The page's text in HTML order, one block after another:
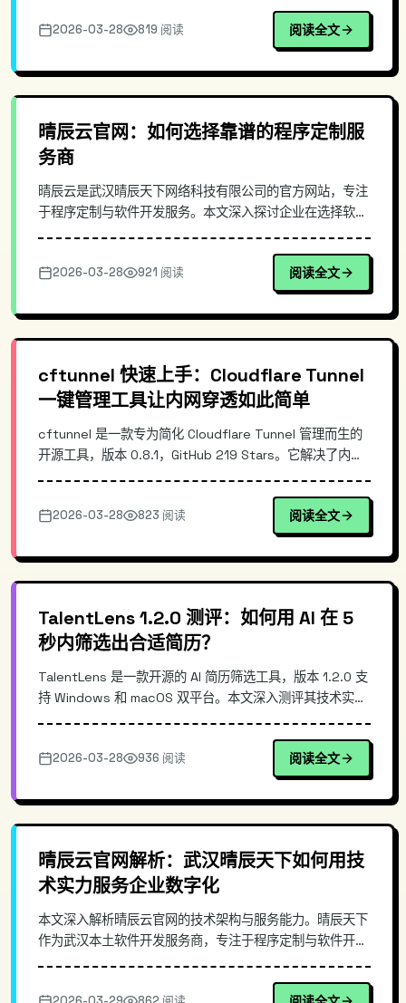
中文注释，Docker 一键部署 3 分钟即可运行。每小时自动
同步上游更新，适合技术团队统一管理 AI 对话机器人和自
2026-03-28 819 阅读 阅读全文
晴辰云官网：如何选择靠谱的程序定制服
务商
晴辰云是武汉晴辰天下网络科技有限公司的官方网站，专注
于程序定制与软件开发服务。本文深入探讨企业在选择软件
术能力，涵盖项目评估标准、技术栈选择建议及实际合作流
程。通过真实项目案例，帮助技术决策者判断服务商是否值
得信赖，适合正在寻找软件开发合作伙伴的企业负责人参
考。
2026-03-28 921 阅读 阅读全文
cftunnel 快速上手：Cloudflare Tunnel
一键管理工具让内网穿透如此简单
cftunnel 是一款专为简化 Cloudflare Tunnel 管理而生的
开源工具，版本 0.8.1，GitHub 219 Stars。它解决了内网
一键创建和管理隧道，将本地服务快速暴露到公网访问。本
文深入解析其核心原理、架构特点，并提供完整的安装使用
2026-03-28 823 阅读 阅读全文
TalentLens 1.2.0 测评：如何用 AI 在 5
秒内筛选出合适简历？
TalentLens 是一款开源的 AI 简历筛选工具，版本 1.2.0 支
持 Windows 和 macOS 双平台。本文深入测评其技术实现
析候选人简历、按照岗位需求打分排序，并给出专业推荐建
议。相比传统 ATS 系统，TalentLens 更轻量、更灵活，适
合中小企业 HR 团队使用，大幅提升招聘效率。
2026-03-28 936 阅读 阅读全文
晴辰云官网解析：武汉晴辰天下如何用技
术实力服务企业数字化
本文深入解析晴辰云官网的技术架构与服务能力。晴辰天下
作为武汉本土软件开发服务商，专注于程序定制与软件开发
出发，分析其技术实现方案、服务流程及团队能力，为有软